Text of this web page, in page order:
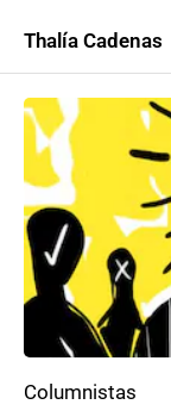
Thalía Cadenas
Columnistas